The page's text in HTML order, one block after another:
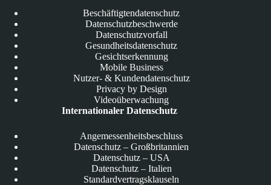
Beschäftigtendatenschutz
Datenschutzbeschwerde
Datenschutzvorfall
Gesundheitsdatenschutz
Gesichtserkennung
Mobile Business
Nutzer- & Kundendatenschutz
Privacy by Design
Videoüberwachung
Internationaler Datenschutz
Angemessenheitsbeschluss
Datenschutz – Großbritannien
Datenschutz – USA
Datenschutz – Italien
Standardvertragsklauseln